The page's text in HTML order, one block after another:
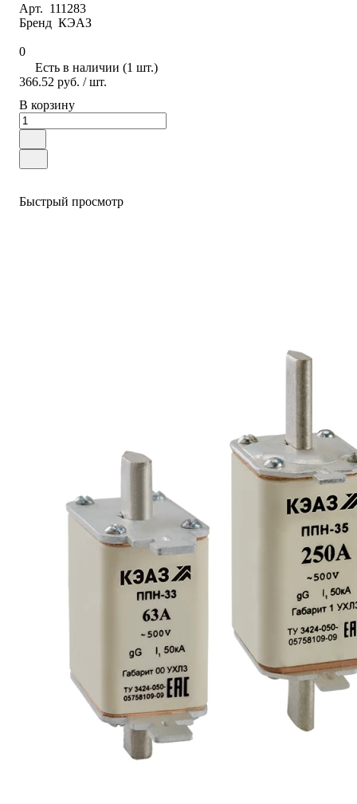
Арт. 111283
Бренд КЭАЗ
0
Есть в наличии (1 шт.)
366.52 руб. / шт.
В корзину
Быстрый просмотр